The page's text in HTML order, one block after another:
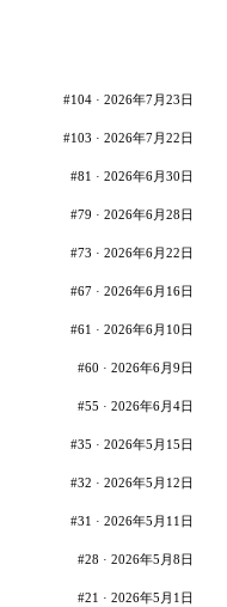
#104 · 2026年7月23日
#103 · 2026年7月22日
#81 · 2026年6月30日
#79 · 2026年6月28日
#73 · 2026年6月22日
#67 · 2026年6月16日
#61 · 2026年6月10日
#60 · 2026年6月9日
#55 · 2026年6月4日
#35 · 2026年5月15日
#32 · 2026年5月12日
#31 · 2026年5月11日
#28 · 2026年5月8日
#21 · 2026年5月1日